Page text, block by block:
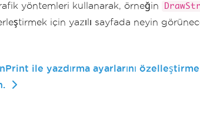
yöntemleri kullanarak, örneğin
için yazılı sayfada neyin
ile yazdırma ayarlarını